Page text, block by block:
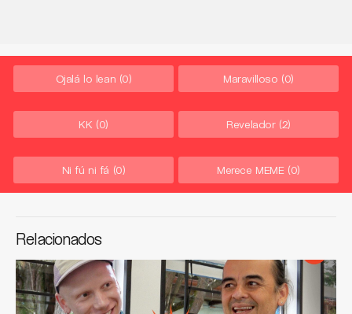
Ojalá lo lean (0) Maravilloso (0)
KK (0) Revelador (2)
Ni fú ni fá (0) Merece MEME (0)
Relacionados